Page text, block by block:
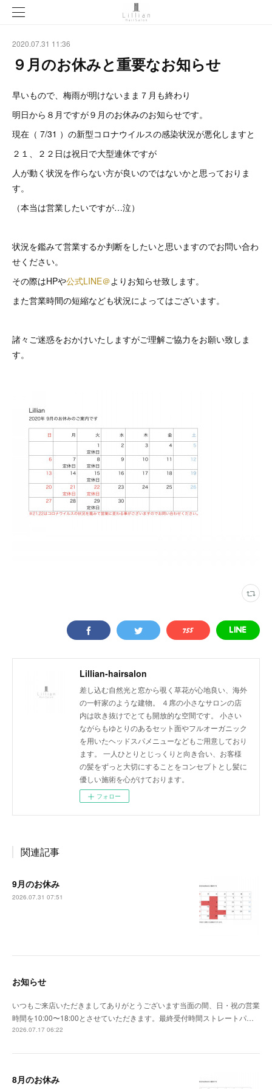
2020.07.31 11:36
９月のお休みと重要なお知らせ
早いもので、梅雨が明けないまま７月も終わり
明日から８月ですが９月のお休みのお知らせです。
現在（ 7/31 ）の新型コロナウイルスの感染状況が悪化しますと
２１、２２日は祝日で大型連休ですが
人が動く状況を作らない方が良いのではないかと思っておりま
す。
（本当は営業したいですが…泣）
状況を鑑みて営業するか判断をしたいと思いますのでお問い合わ
せください。
その際はHPや公式LINE＠よりお知らせ致します。
また営業時間の短縮なども状況によってはございます。
諸々ご迷惑をおかけいたしますがご理解ご協力をお願い致しま
す。
Lillian-hairsalon
差し込む自然光と窓から覗く草花が心地良い、海外
の一軒家のような建物。 ４席の小さなサロンの店
内は吹き抜けでとても開放的な空間です。 小さい
ながらもゆとりのあるセット面やフルオーガニック
を用いたヘッドスパメニューなどもご用意しており
ます。 一人ひとりとじっくりと向き合い、お客様
の髪をずっと大切にすることをコンセプトとし髪に
優しい施術を心がけております。
フォロー
関連記事
9月のお休み
2026.07.31 07:51
お知らせ
いつもご来店いただきましてありがとうございます当面の間、日・祝の営業
時間を10:00〜18:00とさせていただきます。最終受付時間ストレートパ…
2026.07.17 06:22
8月のお休み